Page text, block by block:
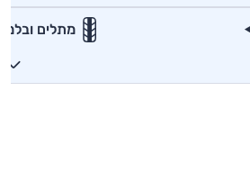
מתלים ובלמים